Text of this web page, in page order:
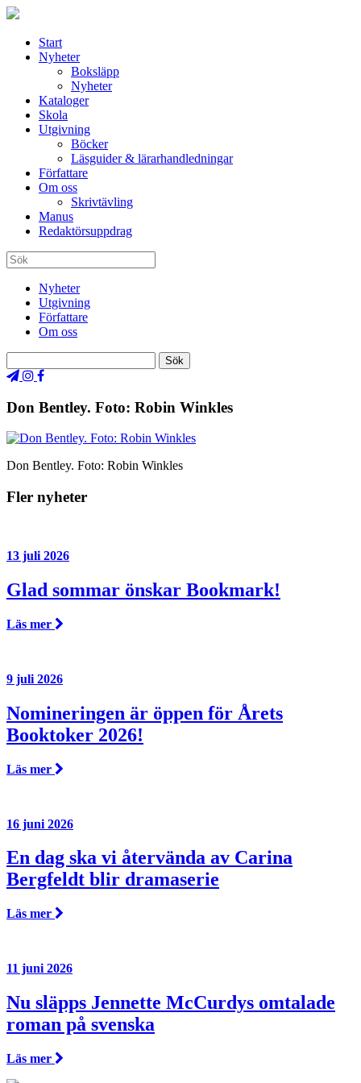
Start
Nyheter
Boksläpp
Nyheter
Kataloger
Skola
Utgivning
Böcker
Läsguider & lärarhandledningar
Författare
Om oss
Skrivtävling
Manus
Redaktörsuppdrag
Nyheter
Utgivning
Författare
Om oss
Don Bentley. Foto: Robin Winkles
Don Bentley. Foto: Robin Winkles
Fler nyheter
13 juli 2026
Glad sommar önskar Bookmark!
Läs mer
9 juli 2026
Nomineringen är öppen för Årets
Booktoker 2026!
Läs mer
16 juni 2026
En dag ska vi återvända av Carina
Bergfeldt blir dramaserie
Läs mer
11 juni 2026
Nu släpps Jennette McCurdys omtalade
roman på svenska
Läs mer